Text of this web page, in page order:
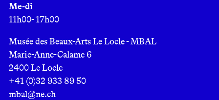
Me-di
11h00- 17h00
Musée des Beaux-Arts Le Locle - MBAL
Marie-Anne-Calame 6
2400 Le Locle
+41 (0)32 933 89 50
mbal@ne.ch